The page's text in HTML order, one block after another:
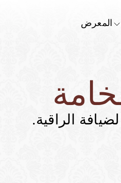
الراقية.
المعرض